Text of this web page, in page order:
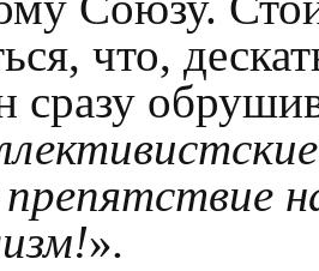
что,
».